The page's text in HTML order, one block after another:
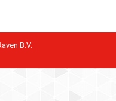
B.V.